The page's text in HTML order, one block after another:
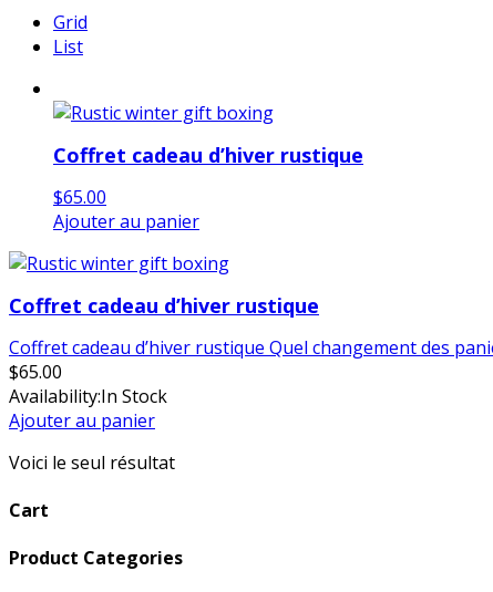
Grid
List
Coffret cadeau d’hiver rustique
$65.00
Ajouter au panier
Coffret cadeau d’hiver rustique
Coffret cadeau d’hiver rustique Quel changement des
$65.00
Availability:In Stock
Ajouter au panier
Voici le seul résultat
Cart
Product Categories